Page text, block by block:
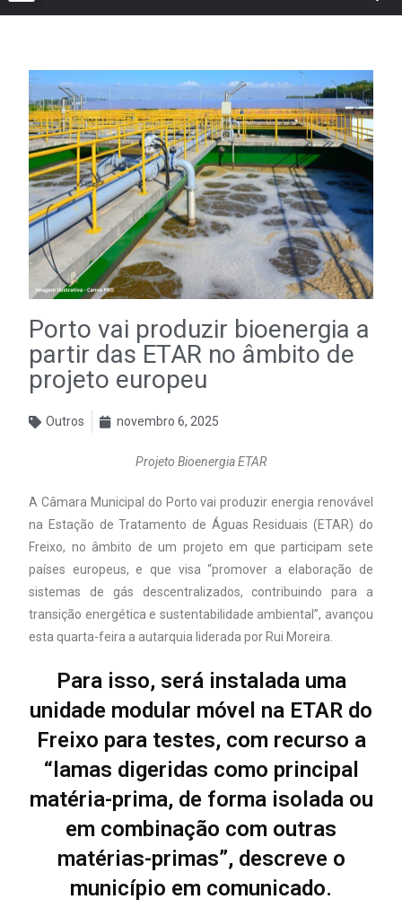
Porto vai produzir bioenergia a
partir das ETAR no âmbito de
projeto europeu
Outros novembro 6, 2025
Projeto Bioenergia ETAR
A Câmara Municipal do Porto vai produzir energia renovável
na Estação de Tratamento de Águas Residuais (ETAR) do
Freixo, no âmbito de um projeto em que participam sete
países europeus, e que visa “promover a elaboração de
sistemas de gás descentralizados, contribuindo para a
transição energética e sustentabilidade ambiental”, avançou
esta quarta-feira a autarquia liderada por Rui Moreira.
Para isso, será instalada uma
unidade modular móvel na ETAR do
Freixo para testes, com recurso a
“lamas digeridas como principal
matéria-prima, de forma isolada ou
em combinação com outras
matérias-primas”, descreve o
município em comunicado.